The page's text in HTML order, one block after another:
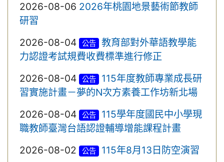
2026-08-06 2026年桃園地景藝術節教師
研習
2026-08-04
公告
教育部對外華語教學能
力認證考試規費收費標準進行修正
2026-08-04
公告
115年度教師專業成長研
習實施計畫－夢的N次方素養工作坊新北場
2026-08-04
公告
115學年度國民中小學現
職教師臺灣台語認證輔導增能課程計畫
2026-08-02
公告
115年8月13日防空演習